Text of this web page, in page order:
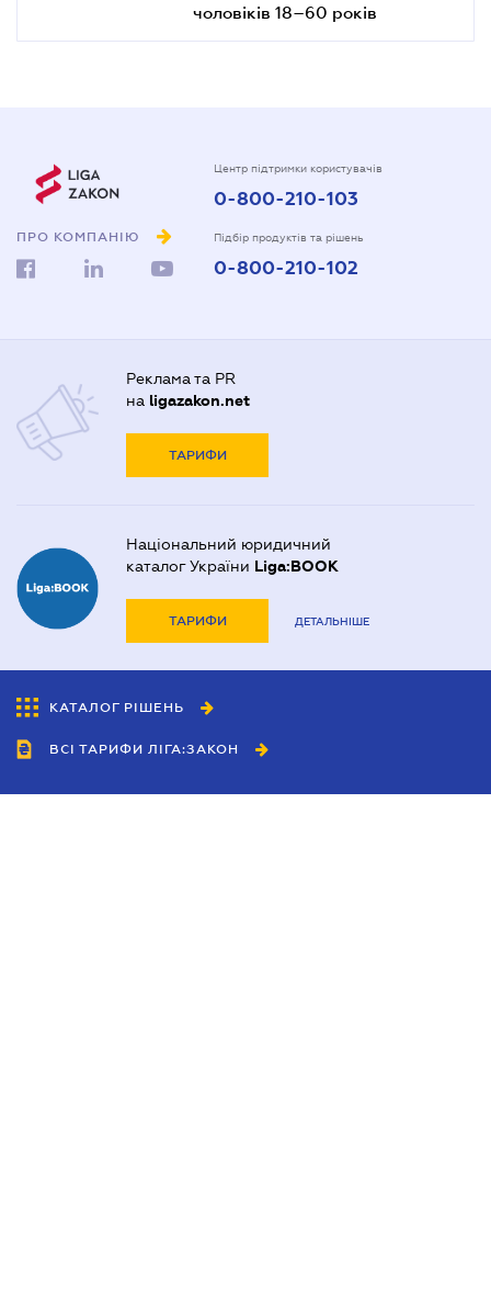
чоловіків 18–60 років
ПРО КОМПАНІЮ
Центр підтримки користувачів
0-800-210-103
Підбір продуктів та рішень
0-800-210-102
Реклама та PR
на ligazakon.net
ТАРИФИ
Національний юридичний
каталог України Liga:BOOK
ТАРИФИ ДЕТАЛЬНІШЕ
КАТАЛОГ РІШЕНЬ
ВСІ ТАРИФИ ЛІГА:ЗАКОН